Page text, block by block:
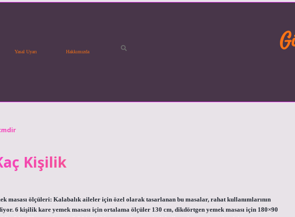
Yasal Uyarı Hakkımızda
Kişilik
masası ölçüleri: Kalabalık aileler için özel olarak tasarlanan bu masalar, rahat kullanımlarının
6 kişilik kare yemek masası için ortalama ölçüler 130 cm, dikdörtgen yemek masası için 180×90